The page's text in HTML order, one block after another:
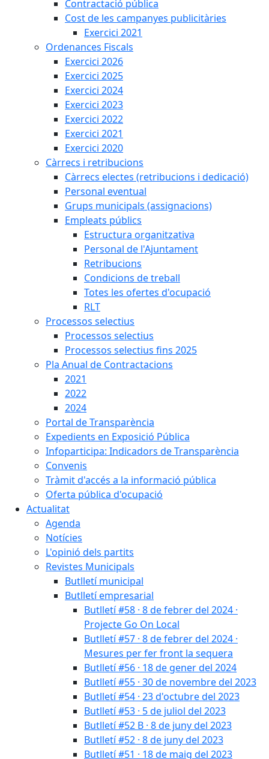
Contractació pública
Cost de les campanyes publicitàries
Exercici 2021
Ordenances Fiscals
Exercici 2026
Exercici 2025
Exercici 2024
Exercici 2023
Exercici 2022
Exercici 2021
Exercici 2020
Càrrecs i retribucions
Càrrecs electes (retribucions i dedicació)
Personal eventual
Grups municipals (assignacions)
Empleats públics
Estructura organitzativa
Personal de l'Ajuntament
Retribucions
Condicions de treball
Totes les ofertes d'ocupació
RLT
Processos selectius
Processos selectius
Processos selectius fins 2025
Pla Anual de Contractacions
2021
2022
2024
Portal de Transparència
Expedients en Exposició Pública
Infoparticipa: Indicadors de Transparència
Convenis
Tràmit d'accés a la informació pública
Oferta pública d'ocupació
Actualitat
Agenda
Notícies
L'opinió dels partits
Revistes Municipals
Butlletí municipal
Butlletí empresarial
Butlletí #58 · 8 de febrer del 2024 ·
Projecte Go On Local
Butlletí #57 · 8 de febrer del 2024 ·
Mesures per fer front la sequera
Butlletí #56 · 18 de gener del 2024
Butlletí #55 · 30 de novembre del 2023
Butlletí #54 · 23 d'octubre del 2023
Butlletí #53 · 5 de juliol del 2023
Butlletí #52 B · 8 de juny del 2023
Butlletí #52 · 8 de juny del 2023
Butlletí #51 · 18 de maig del 2023